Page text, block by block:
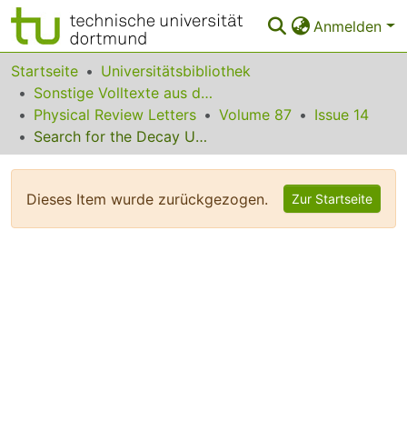
Anmelden
Bereiche & Sammlungen
Das gesamte Repositorium
Statistiken
Startseite
Universitätsbibliothek
Sonstige Volltexte aus dem Bibliotheksangebot
Physical Review Letters
Volume 87
Issue 14
Search for the Decay Upsilon(1S) --> gammaeta[prime]
Dieses Item wurde zurückgezogen. Zur Startseite